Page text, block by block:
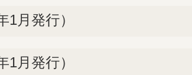
月発行）
月発行）